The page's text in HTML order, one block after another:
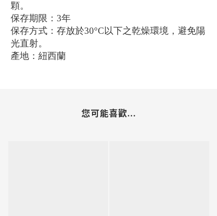
顆。
保存期限：3年
保存方式：存放於30°C以下之乾燥環境，避免陽
光直射。
產地：紐西蘭
您可能喜歡...